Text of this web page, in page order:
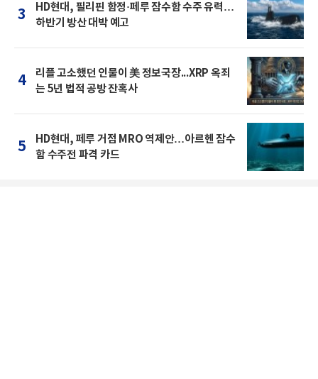
3
HD현대, 필리핀 함정·페루 잠수함 수주 유력…
하반기 방산 대박 예고
4
리플 고소했던 인물이 美 정보국장...XRP 옥죄
는 5년 법적 공방 잔혹사
5
HD현대, 페루 거점 MRO 역제안…아르헨 잠수
함 수주전 파격 카드